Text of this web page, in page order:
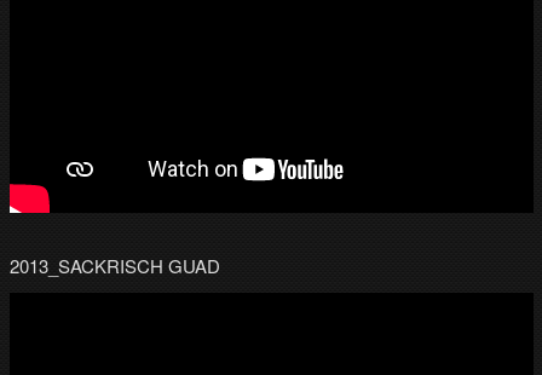
2013_SACKRISCH GUAD